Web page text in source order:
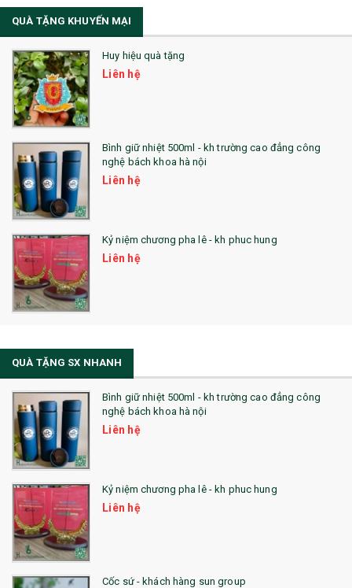
Sổ Lò Xo
QUÀ TẶNG KHUYẾN MẠI
Huy hiệu quà tặng
Liên hệ
Bình giữ nhiệt 500ml - kh trường cao đẳng công
nghệ bách khoa hà nội
Liên hệ
Kỷ niệm chương pha lê - kh phuc hung
Liên hệ
QUÀ TẶNG SX NHANH
Bình giữ nhiệt 500ml - kh trường cao đẳng công
nghệ bách khoa hà nội
Liên hệ
Kỷ niệm chương pha lê - kh phuc hung
Liên hệ
Cốc sứ - khách hàng sun group